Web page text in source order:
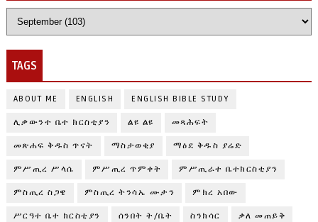
TAGS
ABOUT ME ENGLISH ENGLISH BIBLE STUDY
ሊቃውንተ ቤተ ክርስቲያን ልዩ ልዩ መጻሕፍት
መጽሐፍ ቅዱስ ጥናት ማስታወቂያ ማዕደ ቅዱስ ያሬድ
ምሥጢረ ሥላሴ ምሥጢረ ጥምቀት ምሥጢራተ ቤተክርስቲያን
ምስጢረ ስጋዌ ምስጢረ ትንሳኤ ሙታን ምክረ አበው
ሥርዓተ ቤተ ክርስቲያን ሰንበት ት/ቤት ስንክሳር ቃለ መጠይቅ